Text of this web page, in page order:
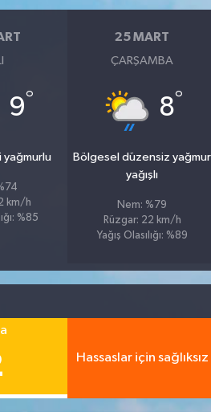
9°
yağmurlu
km/h
%85
25 MART
ÇARŞAMBA
8°
Bölgesel düzensiz yağmur
yağışlı
Nem: %79
Rüzgar: 22 km/h
Yağış Olasılığı: %89
Hassaslar için sağlıksız